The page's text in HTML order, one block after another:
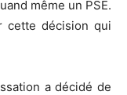
même un PSE.
cette décision qui
a décidé de